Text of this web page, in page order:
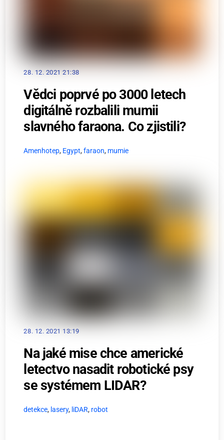
28. 12. 2021 21:38
Vědci poprvé po 3000 letech
digitálně rozbalili mumii
slavného faraona. Co zjistili?
Amenhotep, Egypt,faraon, mumie
28. 12. 2021 13:19
Na jaké mise chce americké
letectvo nasadit robotické psy
se systémem LIDAR?
detekce, lasery, liDAR, robot